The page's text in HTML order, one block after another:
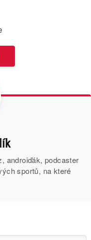
androiďák, podcaster
sportů, na které